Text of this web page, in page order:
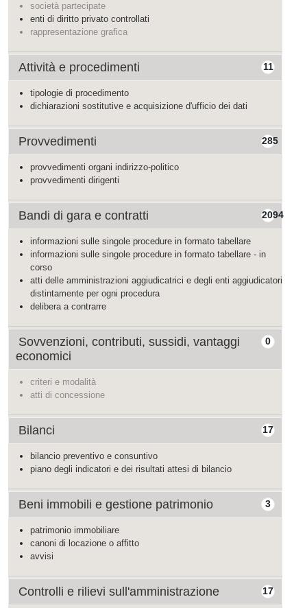
società partecipate
enti di diritto privato controllati
rappresentazione grafica
11
Attività e procedimenti
tipologie di procedimento
dichiarazioni sostitutive e acquisizione d'ufficio dei dati
285
Provvedimenti
provvedimenti organi indirizzo-politico
provvedimenti dirigenti
2094
Bandi di gara e contratti
informazioni sulle singole procedure in formato tabellare
informazioni sulle singole procedure in formato tabellare - in
corso
atti delle amministrazioni aggiudicatrici e degli enti aggiudicatori
distintamente per ogni procedura
delibera a contrarre
0
Sovvenzioni, contributi, sussidi, vantaggi
economici
criteri e modalità
atti di concessione
17
Bilanci
bilancio preventivo e consuntivo
piano degli indicatori e dei risultati attesi di bilancio
3
Beni immobili e gestione patrimonio
patrimonio immobiliare
canoni di locazione o affitto
avvisi
17
Controlli e rilievi sull'amministrazione